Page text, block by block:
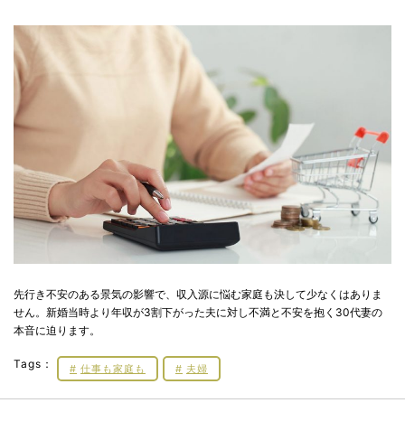
先行き不安のある景気の影響で、収入源に悩む家庭も決して少なくはありま
せん。新婚当時より年収が3割下がった夫に対し不満と不安を抱く30代妻の
本音に迫ります。
Tags： 仕事も家庭も 夫婦